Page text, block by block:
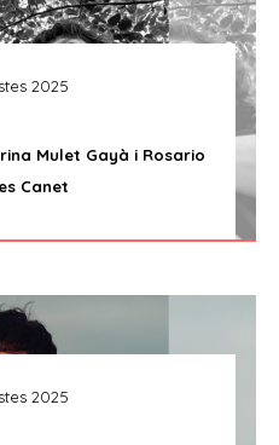
2025
Mulet Gayà i Rosario
Canet
2025